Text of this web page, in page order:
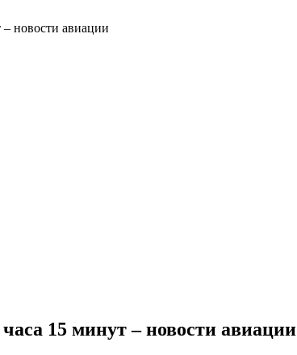
новости авиации
15 минут – новости авиации